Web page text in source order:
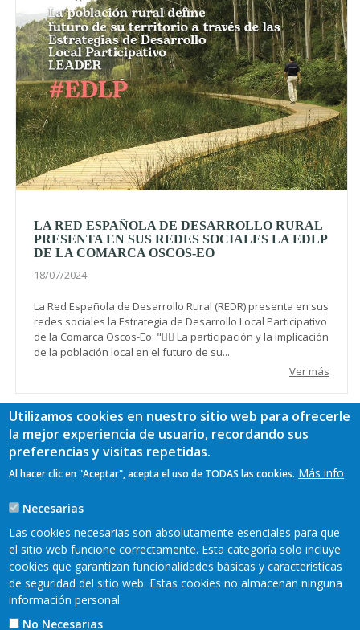
LA RED ESPAÑOLA DE DESARROLLO RURAL
PRESENTA EN SUS REDES SOCIALES LA EDLP
DE LA COMARCA OSCOS-EO
18/07/2024
La Red Española de Desarrollo Rural (REDR) presenta en sus
redes sociales la Estrategia de Desarrollo Local Participativo
de la Comarca Oscos-Eo: "🙋‍♀️ La participación y la implicación
de la población local en el futuro de su...
Ver más
Paginación
Primera
página
« Primero
Página
anterior
‹ Anterior
Page
6 Page
7
Página
8 Page
9 Page
10 Page
11
Utilizamos cookies en nuestro sitio web para ofrecerle
la mejor experiencia de usuario, recordando sus
preferencias y visitas repetidas.
Al hacer clic en "Aceptar", acepta el uso de TODAS las cookies. Más info
Necesarias
Las cookies necesarias son absolutamente esenciales para que
el sitio web funcione correctamente. Esta categoría solo incluye
cookies que garantizan funcionalidades básicas y características
de seguridad del sitio web. Estas cookies no almacenan ninguna
información personal.
No Necesarias